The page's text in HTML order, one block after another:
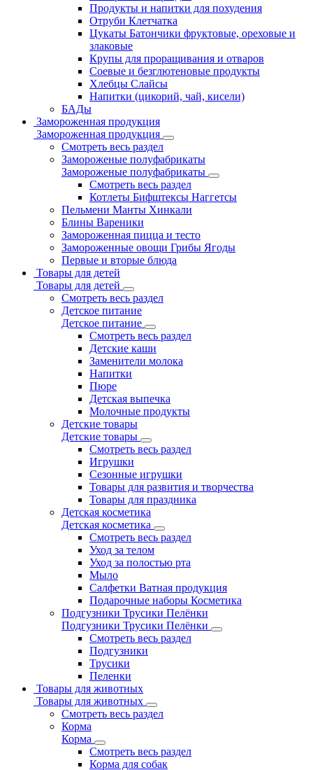
Продукты и напитки для похудения
Отруби Клетчатка
Цукаты Батончики фруктовые, ореховые и
злаковые
Крупы для проращивания и отваров
Соевые и безглютеновые продукты
Хлебцы Слайсы
Напитки (цикорий, чай, кисели)
БАДы
Замороженная продукция
Замороженная продукция
Смотреть весь раздел
Замороженые полуфабрикаты
Замороженые полуфабрикаты
Смотреть весь раздел
Котлеты Бифштексы Наггетсы
Пельмени Манты Хинкали
Блины Вареники
Замороженная пицца и тесто
Замороженные овощи Грибы Ягоды
Первые и вторые блюда
Товары для детей
Товары для детей
Смотреть весь раздел
Детское питание
Детское питание
Смотреть весь раздел
Детские каши
Заменители молока
Напитки
Пюре
Детская выпечка
Молочные продукты
Детские товары
Детские товары
Смотреть весь раздел
Игрушки
Сезонные игрушки
Товары для развития и творчества
Товары для праздника
Детская косметика
Детская косметика
Смотреть весь раздел
Уход за телом
Уход за полостью рта
Мыло
Салфетки Ватная продукция
Подарочные наборы Косметика
Подгузники Трусики Пелёнки
Подгузники Трусики Пелёнки
Смотреть весь раздел
Подгузники
Трусики
Пеленки
Товары для животных
Товары для животных
Смотреть весь раздел
Корма
Корма
Смотреть весь раздел
Корма для собак